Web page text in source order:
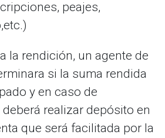
peajes,
la rendición, un agente de
si la suma rendida
y en caso de
realizar depósito en
que será facilitada por la